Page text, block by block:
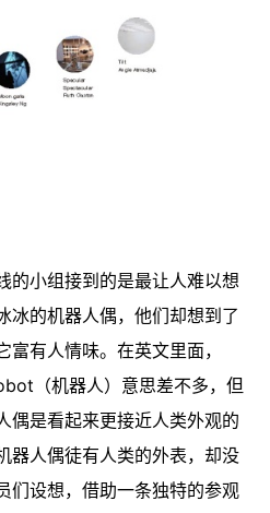
的小组接到的是最让人难以想
冰的机器人偶，他们却想到了
有人情味。在英文里面，
（机器人）意思差不多，但
偶是看起来更接近人类外观的
器人偶徒有人类的外表，却没
们设想，借助一条独特的参观